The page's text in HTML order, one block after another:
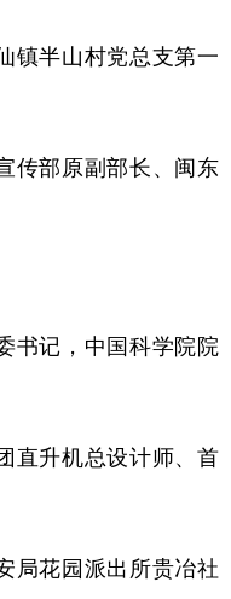
半山村党总支第一
部原副部长、闽东
记，中国科学院院
升机总设计师、首
花园派出所贵冶社